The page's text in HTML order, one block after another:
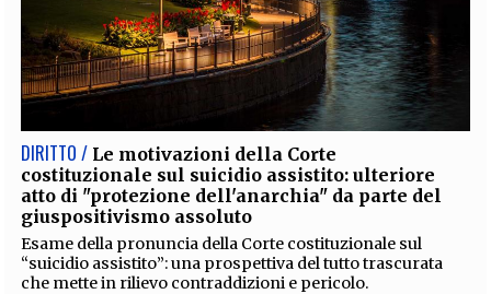
DIRITTO / Le motivazioni della Corte
costituzionale sul suicidio assistito: ulteriore
atto di "protezione dell'anarchia" da parte del
giuspositivismo assoluto
Esame della pronuncia della Corte costituzionale sul
“suicidio assistito”: una prospettiva del tutto trascurata
che mette in rilievo contraddizioni e pericolo.